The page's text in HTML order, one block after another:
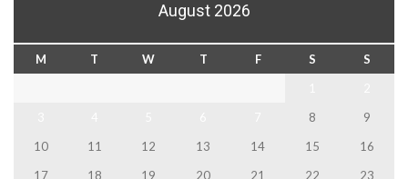
August 2026
M T W T F S
S
8
9
10
11 12 13 14 15
16
17
18 19 20 21 22
23